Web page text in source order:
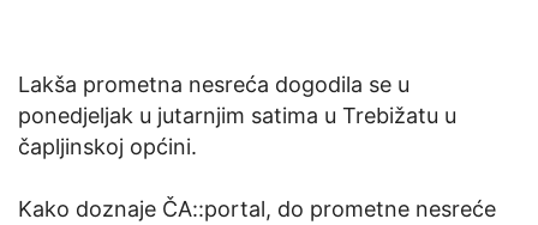
Lakša prometna nesreća dogodila se u
ponedjeljak u jutarnjim satima u Trebižatu u
čapljinskoj općini.
Kako doznaje ČA::portal, do prometne nesreće